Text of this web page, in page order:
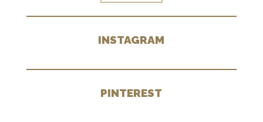
INSTAGRAM
PINTEREST